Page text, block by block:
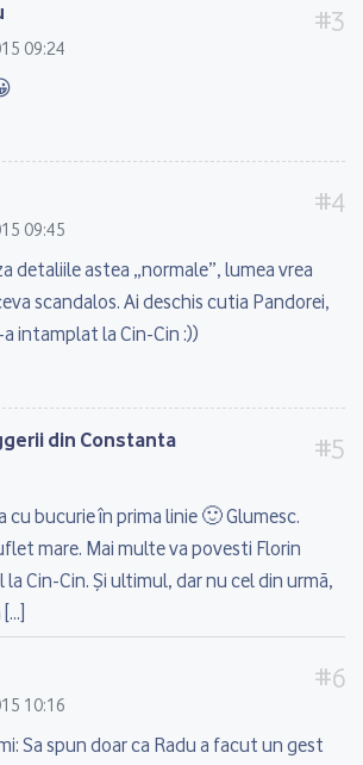
09:24
09:45
detaliile astea „normale”, lumea vrea
scandalos. Ai deschis cutia Pandorei,
intamplat la Cin-Cin :))
din Constanta
cu bucurie în prima linie 🙂 Glumesc.
mare. Mai multe va povesti Florin
Cin-Cin. Și ultimul, dar nu cel din urmă,
10:16
Sa spun doar ca Radu a facut un gest